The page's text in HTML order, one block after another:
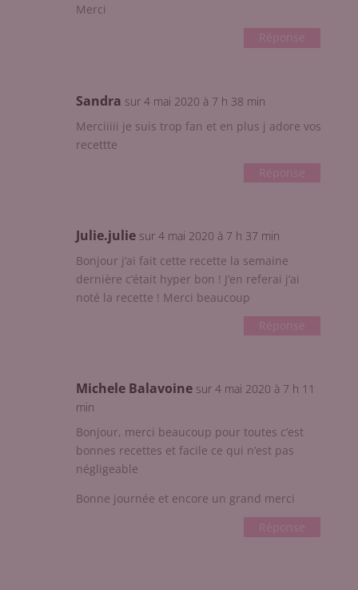
Merci
Réponse
Sandra sur 4 mai 2020 à 7 h 38 min
Merciiiii je suis trop fan et en plus j adore vos
recettte
Réponse
Julie.julie sur 4 mai 2020 à 7 h 37 min
Bonjour j’ai fait cette recette la semaine
dernière c’était hyper bon ! J’en referai j’ai
noté la recette ! Merci beaucoup
Réponse
Michele Balavoine sur 4 mai 2020 à 7 h 11
min
Bonjour, merci beaucoup pour toutes c’est
bonnes recettes et facile ce qui n’est pas
négligeable
Bonne journée et encore un grand merci
Réponse